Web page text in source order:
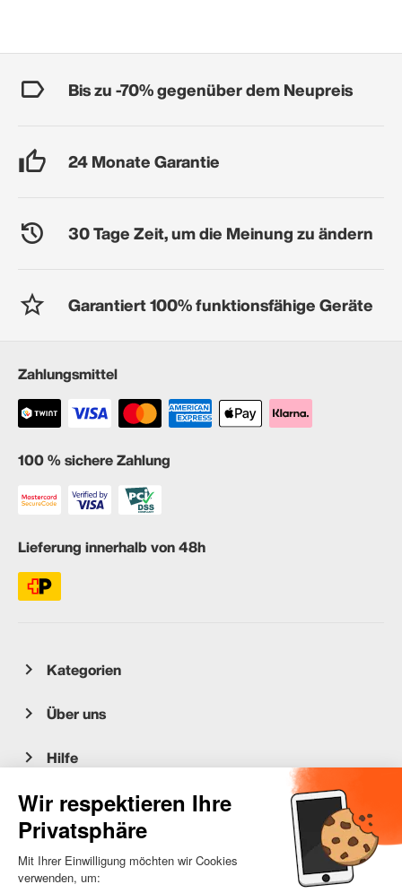
Bis zu -70% gegenüber dem Neupreis
24 Monate Garantie
30 Tage Zeit, um die Meinung zu ändern
Garantiert 100% funktionsfähige Geräte
Zahlungsmittel
100 % sichere Zahlung
Lieferung innerhalb von 48h
Kategorien
Über uns
Hilfe
Kundenservice
occasion.migros.mobile@recommerce.com
Montag-Freitag 08:00-17:00